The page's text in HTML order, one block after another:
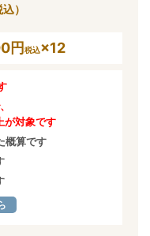
）
円 税込×12
対象です
概算です